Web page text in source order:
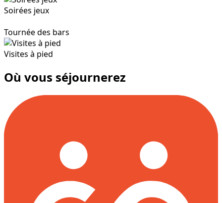
Soirées jeux
Tournée des bars
Visites à pied
Où vous séjournerez